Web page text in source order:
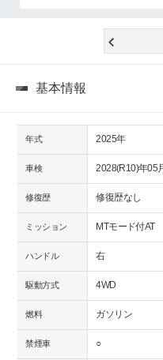
基本情報
年式 2025年
車検 2028(R10)年05
修復歴 修復歴なし
ミッション MTモード付AT
ハンドル 右
駆動方式 4WD
燃料 ガソリン
禁煙車 ○